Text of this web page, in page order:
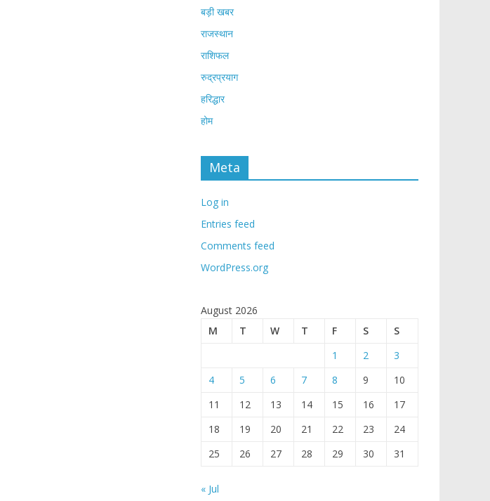
बड़ी खबर
राजस्थान
राशिफल
रुद्रप्रयाग
हरिद्धार
होम
Meta
Log in
Entries feed
Comments feed
WordPress.org
August 2026
M
T W T F S
S
1
2
3
4
5 6 7 8 9
10
11
12 13 14 15 16
17
18
19 20 21 22 23
24
25
26 27 28 29 30 31
« Jul